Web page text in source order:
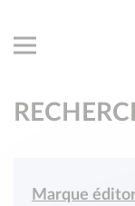
Marque